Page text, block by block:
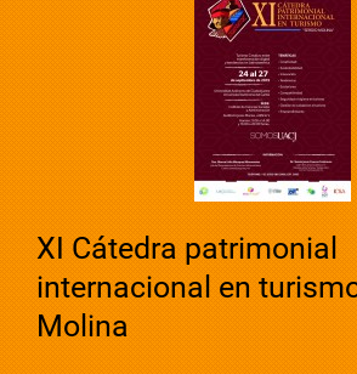
XI Cátedra patrimonial
internacional en
Molina